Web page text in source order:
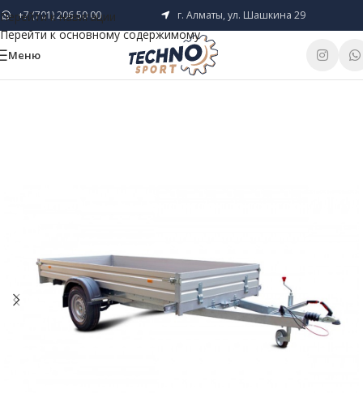
Перейти к навигации
Перейти к основному содержимому
+7 (701) 206 50 00 г. Алматы, ул. Шашкина 29
Меню